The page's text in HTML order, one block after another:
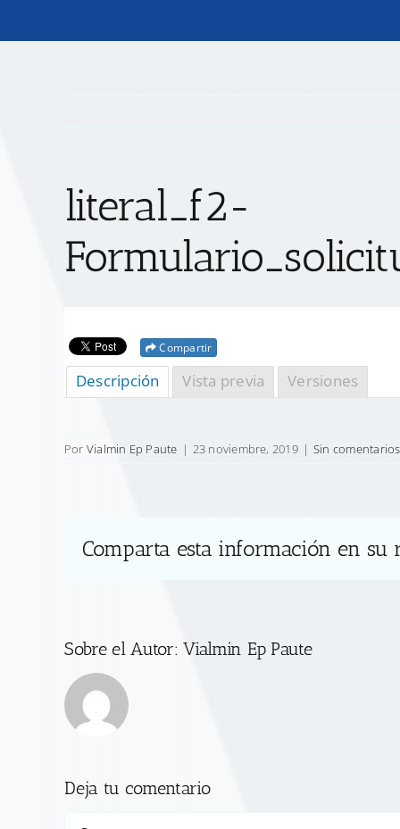
literal_f2-
Compartir
Descripción Vista previa Versiones
Por Vialmin Ep Paute | 23 noviembre, 2019 | Sin comentarios
Comparta esta información en su
Sobre el Autor:Vialmin Ep Paute
Deja tu comentario